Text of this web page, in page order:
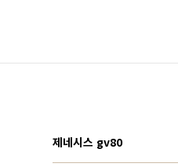
제네시스 gv80